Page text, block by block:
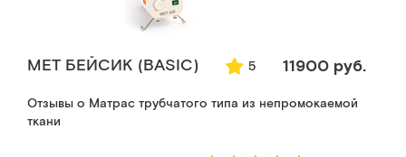
MET БЕЙСИК (BASIC) 5 11900 руб.
Отзывы о Матрас трубчатого типа из непромокаемой
ткани